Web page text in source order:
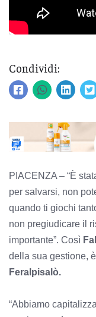
Condividi:
PIACENZA – “È
per salvarsi, non
quando ti giochi
non pregiudicare il
importante”. Così
della sua gestione,
Feralpisalò.
“Abbiamo